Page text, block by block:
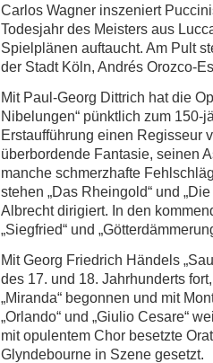
Carlos Wagner inszeniert
Todesjahr des Meisters aus
Spielplänen auftaucht. Am Pult
der Stadt Köln, Andrés Orozco-
Mit Paul-Georg Dittrich hat die
Nibelungen“ pünktlich zum 150-
Erstaufführung einen Regisseur
überbordende Fantasie, seinen
manche schmerzhafte
stehen „Das Rheingold“ und
Albrecht dirigiert. In den
„Siegfried“ und
Mit Georg Friedrich Händels
des 17. und 18. Jahrhunderts
„Miranda“ begonnen und mit
„Orlando“ und „Giulio Cesare“
mit opulentem Chor besetzte
Glyndebourne in Szene gesetzt.